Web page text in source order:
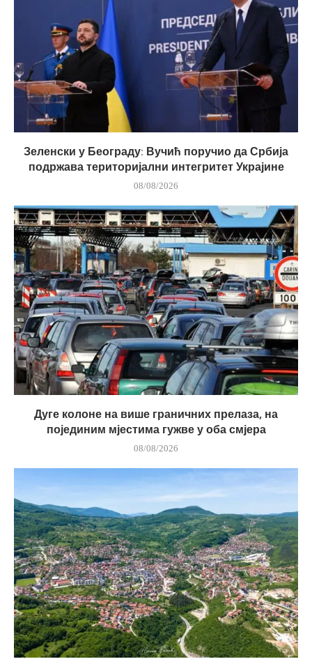
Зеленски у Београду: Вучић поручио да Србија
подржава територијални интегритет Украјине
08/08/2026
Дуге колоне на више граничних прелаза, на
појединим мјестима гужве у оба смјера
08/08/2026